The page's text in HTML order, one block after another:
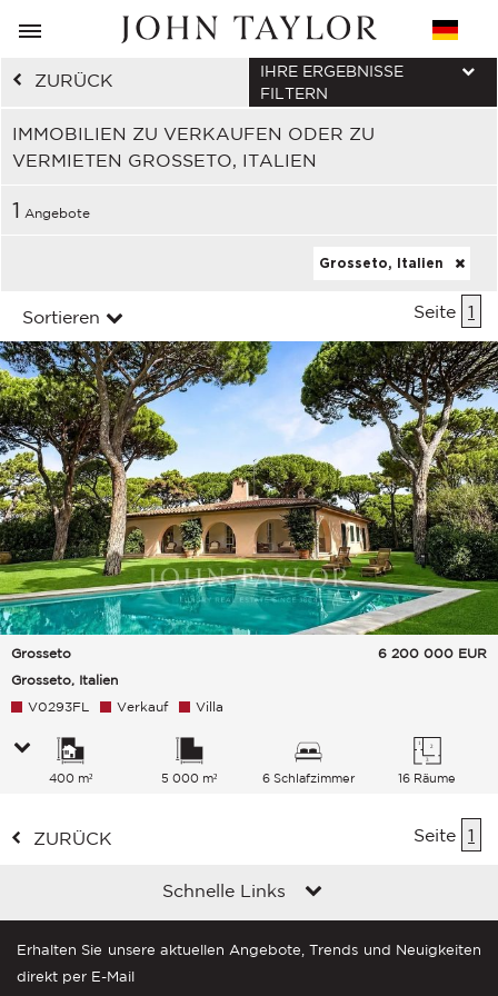
ZURÜCK
IMMOBILIEN ZU VERKAUFEN ODER ZU
VERMIETEN GROSSETO, ITALIEN
IHRE ERGEBNISSE
FILTERN
1 Angebote
Grosseto, Italien
Sortieren Seite 1
Grosseto
Grosseto, Italien
6 200 000 EUR
V0293FL Verkauf Villa
400 m² 5 000 m² 6 Schlafzimmer 16 Räume
ZURÜCK Seite 1
Schnelle Links
Erhalten Sie unsere aktuellen Angebote, Trends und Neuigkeiten
direkt per E-Mail